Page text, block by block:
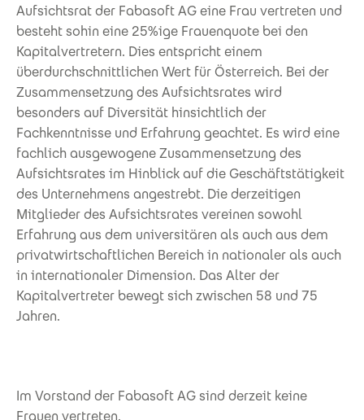
Aufsichtsrat der Fabasoft AG eine Frau vertreten und
besteht sohin eine 25%ige Frauenquote bei den
Kapitalvertretern. Dies entspricht einem
überdurchschnittlichen Wert für Österreich. Bei der
Zusammensetzung des Aufsichtsrates wird
besonders auf Diversität hinsichtlich der
Fachkenntnisse und Erfahrung geachtet. Es wird eine
fachlich ausgewogene Zusammensetzung des
Aufsichtsrates im Hinblick auf die Geschäftstätigkeit
des Unternehmens angestrebt. Die derzeitigen
Mitglieder des Aufsichtsrates vereinen sowohl
Erfahrung aus dem universitären als auch aus dem
privatwirtschaftlichen Bereich in nationaler als auch
in internationaler Dimension. Das Alter der
Kapitalvertreter bewegt sich zwischen 58 und 75
Jahren.
Im Vorstand der Fabasoft AG sind derzeit keine
Frauen vertreten.